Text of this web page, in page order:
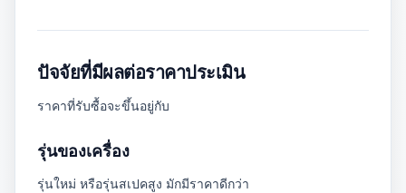
ปัจจัยที่มีผลต่อราคาประเมิน
ราคาที่รับซื้อจะขึ้นอยู่กับ
รุ่นของเครื่อง
รุ่นใหม่ หรือรุ่นสเปคสูง มักมีราคาดีกว่า